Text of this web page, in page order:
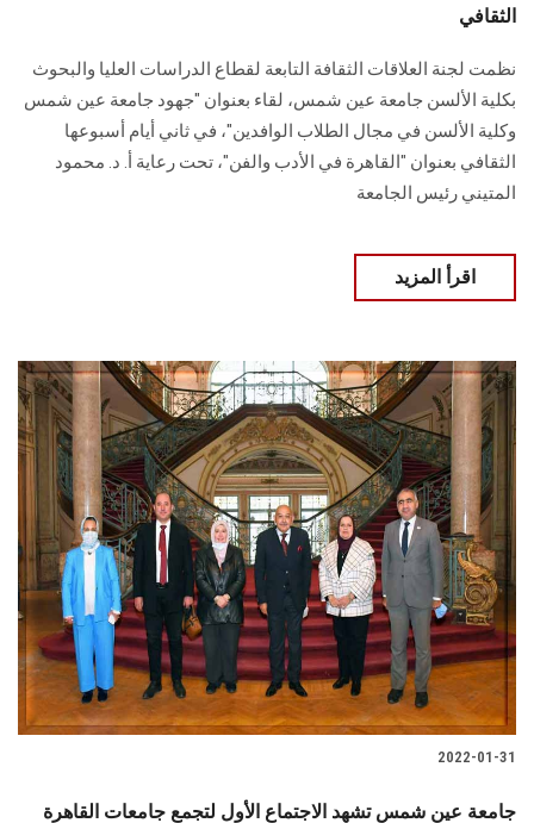
الزائـرون
سجل الان
الثقافي
نظمت لجنة العلاقات الثقافة التابعة لقطاع الدراسات العليا والبحوث
بكلية الألسن جامعة عين شمس، لقاء بعنوان "جهود جامعة عين شمس
وكلية الألسن في مجال الطلاب الوافدين"، في ثاني أيام أسبوعها
الثقافي بعنوان "القاهرة في الأدب والفن"، تحت رعاية أ. د. محمود
المتيني رئيس الجامعة
اقرأ المزيد
2022-01-31
جامعة عين شمس تشهد الاجتماع الأول لتجمع جامعات القاهرة